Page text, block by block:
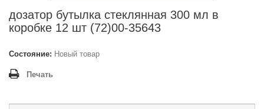
дозатор бутылка стеклянная 300 мл в
коробке 12 шт (72)00-35643
Состояние: Новый товар
Печать